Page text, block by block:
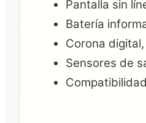
Pantalla sin
Batería
Corona
Sensores de